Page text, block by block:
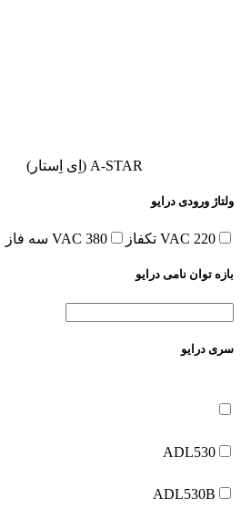
A-STAR (اِی اِستار)
ولتاژ ورودی درایو
220 VAC تکفاز 380 VAC سه فاز
بازه توان نامی درایو
سری درایو
ADL530
ADL530B